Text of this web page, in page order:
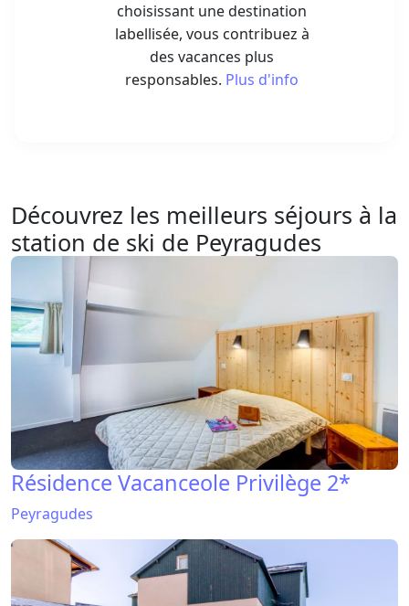
choisissant une destination
labellisée, vous contribuez à
des vacances plus
responsables. Plus d'info
Découvrez les meilleurs séjours à la
station de ski de Peyragudes
Résidence Vacanceole Privilège 2*
Peyragudes